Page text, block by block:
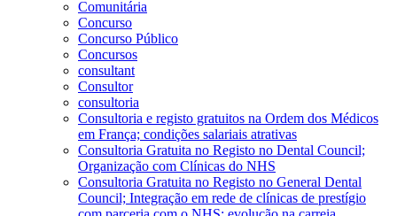
Comunitária
Concurso
Concurso Público
Concursos
consultant
Consultor
consultoria
Consultoria e registo gratuitos na Ordem dos Médicos
em França; condições salariais atrativas
Consultoria Gratuita no Registo no Dental Council;
Organização com Clínicas do NHS
Consultoria Gratuita no Registo no General Dental
Council; Integração em rede de clínicas de prestígio